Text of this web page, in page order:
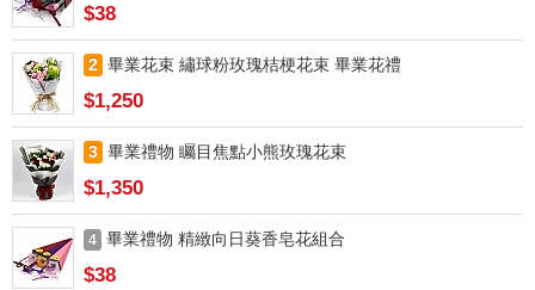
$38
2 畢業花束 繡球粉玫瑰桔梗花束 畢業花禮
$1,250
3 畢業禮物 矚目焦點小熊玫瑰花束
$1,350
4 畢業禮物 精緻向日葵香皂花組合
$38